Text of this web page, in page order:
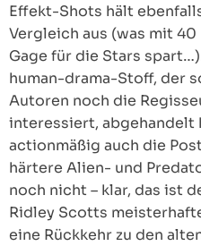
Effekt-Shots hält
Vergleich aus (was mit
Gage für die Stars
human-drama-Stoff, der
Autoren noch die
interessiert, abgehandelt
actionmäßig auch die
härtere Alien- und
noch nicht – klar, das ist
Ridley Scotts
eine Rückkehr zu den